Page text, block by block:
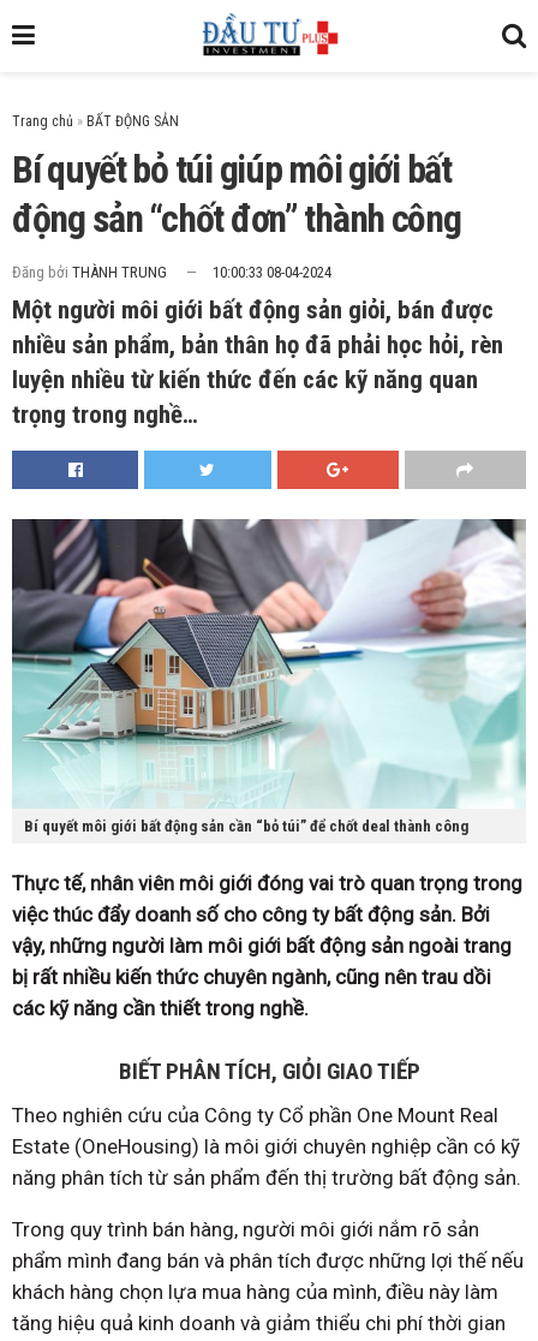
Trang chủ »
Bí quyết bỏ túi giúp môi giới bất
động sản “chốt đơn” thành công
Đăng bởi THÀNH TRUNG 10:00:33 08-04-2024
Một người môi giới bất động sản giỏi, bán được
nhiều sản phẩm, bản thân họ đã phải học hỏi, rèn
luyện nhiều từ kiến thức đến các kỹ năng quan
trọng trong nghề…
Bí quyết môi giới bất động sản cần “bỏ túi” để chốt deal thành công
Thực tế, nhân viên môi giới đóng vai trò quan trọng trong
việc thúc đẩy doanh số cho công ty bất động sản. Bởi
vậy, những người làm môi giới bất động sản ngoài trang
bị rất nhiều kiến thức chuyên ngành, cũng nên trau dồi
các kỹ năng cần thiết trong nghề.
BIẾT PHÂN TÍCH, GIỎI GIAO TIẾP
Theo nghiên cứu của Công ty Cổ phần One Mount Real
Estate (OneHousing) là môi giới chuyên nghiệp cần có kỹ
năng phân tích từ sản phẩm đến thị trường bất động sản.
Trong quy trình bán hàng, người môi giới nắm rõ sản
phẩm mình đang bán và phân tích được những lợi thế nếu
khách hàng chọn lựa mua hàng của mình, điều này làm
tăng hiệu quả kinh doanh và giảm thiểu chi phí thời gian